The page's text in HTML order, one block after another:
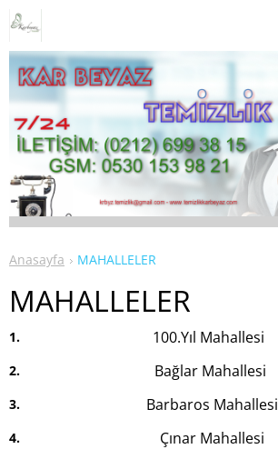
Anasayfa MAHALLELER
MAHALLELER
100.Yıl Mahallesi
Bağlar Mahallesi
Barbaros Mahallesi
Çınar Mahallesi